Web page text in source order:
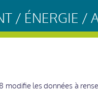
/ ÉNERGIE /
modifie les données à